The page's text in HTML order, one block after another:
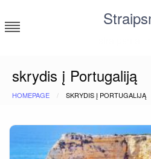
to
content
skrydis į Portugaliją
HOMEPAGE SKRYDIS Į PORTUGALIJĄ